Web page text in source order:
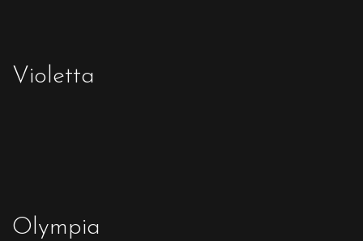
Violetta
Olympia